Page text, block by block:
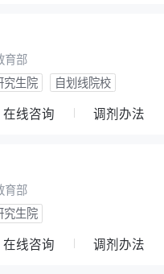
育部
究生院 自划线院校
在线咨询 调剂办法
育部
究生院
在线咨询 调剂办法